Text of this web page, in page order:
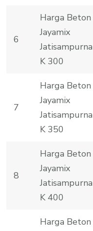
6
Harga Beton
Jayamix
Jatisampurna
K 300
7
Harga Beton
Jayamix
Jatisampurna
K 350
8
Harga Beton
Jayamix
Jatisampurna
K 400
Harga Beton